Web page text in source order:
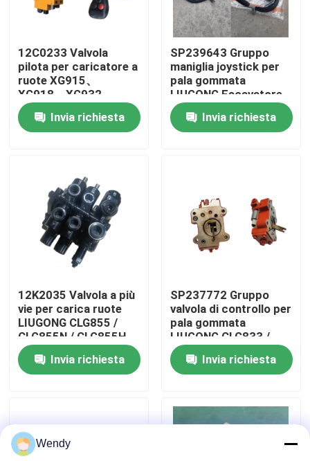
Casa
Prodotti
Circa noi
Giro della fabbrica
Contattici
Notizie
Blog
12C0233 Valvola
pilota per caricatore a
ruote XG915、
XG918、XG932、
XG955、XG962、
XG982 Ricambi
Invia richiesta
SP239643 Gruppo
maniglia joystick per
pala gommata
LIUGONG Escavatore
CLG856H CLG920D、
CLG922D、CLG925D
CLG933E、CLG936D、
Invia richiesta
12K2035 Valvola a più
vie per carica ruote
LIUGONG CLG855 /
CLG855N / CLG855H
CLG856 / CLG856H
CLG50CN / CLG50C
Invia richiesta
SP237772 Gruppo
valvola di controllo per
pala gommata
LIUGONG CLG833 /
CLG833H CLG835 /
CLG835H CLG836 /
CLG836H ZL30E /
Invia richiesta
Wendy